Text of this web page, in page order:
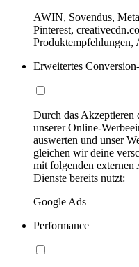
AWIN, Sovendus,
Pinterest,
Produktempfehlungen,
Erweitertes
Durch das Akzeptieren
unserer Online-
auswerten und unser
gleichen wir deine
mit folgenden externen
Dienste bereits nutzt:
Google Ads
Performance